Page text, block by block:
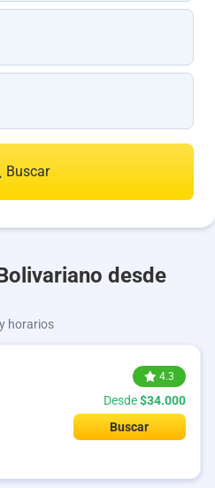
Buscar
desde
horarios
4.3
Desde$34.000
Buscar